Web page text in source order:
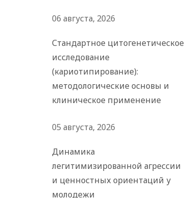
06 августа, 2026
Стандартное цитогенетическое
исследование
(кариотипирование):
методологические основы и
клиническое применение
05 августа, 2026
Динамика
легитимизированной агрессии
и ценностных ориентаций у
молодежи